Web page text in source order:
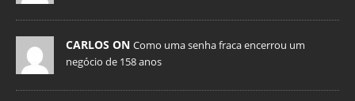
CARLOS ON Como uma senha fraca encerrou um
negócio de 158 anos